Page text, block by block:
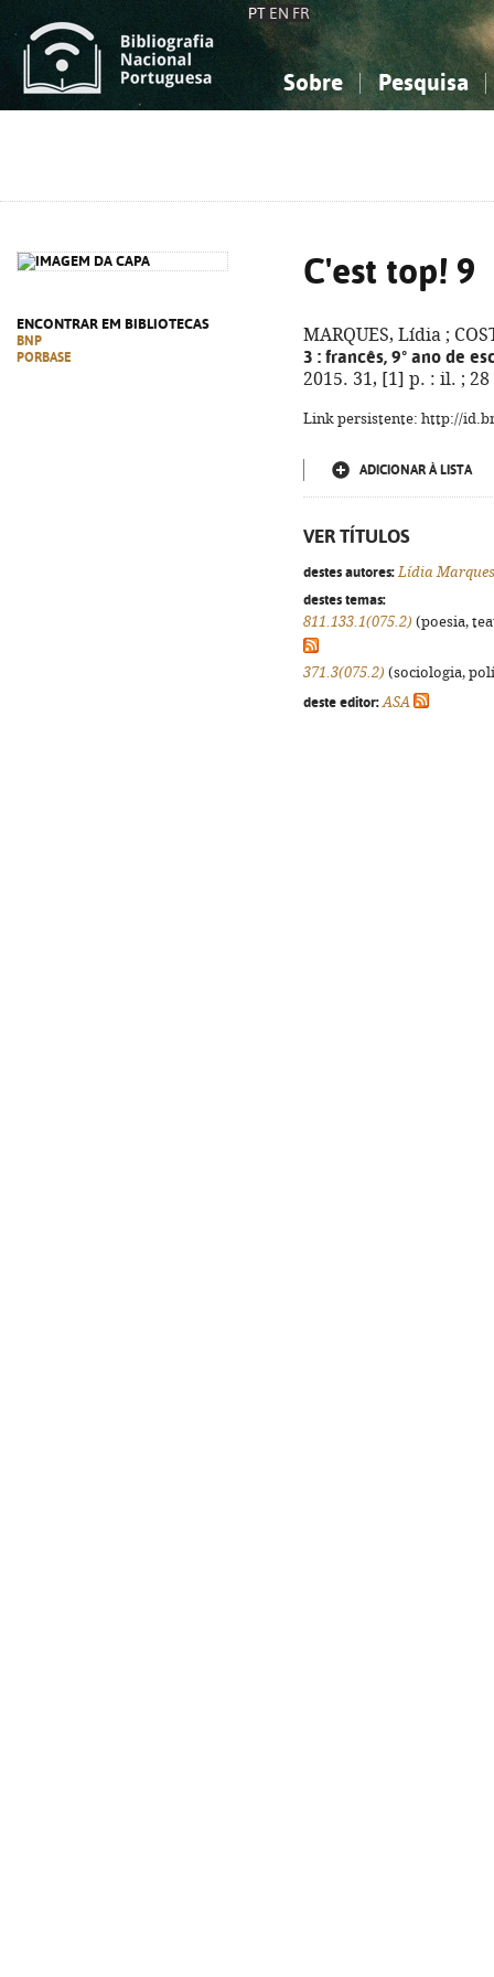
PT EN FR
Sobre Pesquisa
ENCONTRAR EM BIBLIOTECAS
BNP
PORBASE
C'est top! 9
MARQUES, Lídia ;
3 : francês, 9º ano de
2015. 31, [1] p. : il. ; 28
Link persistente: http://
ADICIONAR À LISTA
VER TÍTULOS
destes autores: Lídia Marques
destes temas:
811.133.1(075.2) (poesia,
371.3(075.2) (sociologia,
deste editor: ASA